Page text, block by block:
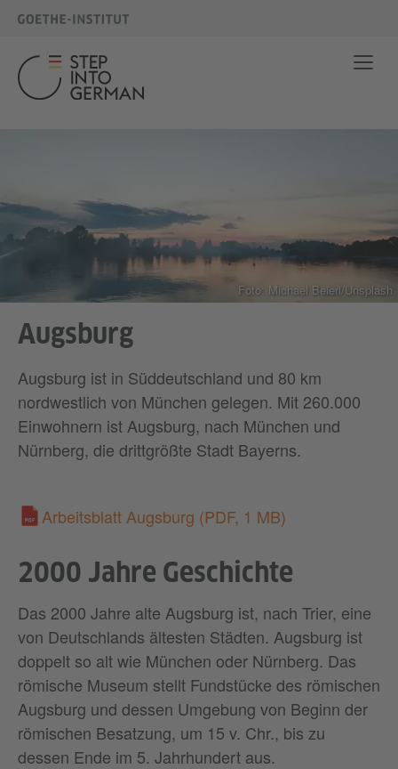
Foto: Michael Beierl/Unsplash
Augsburg
Augsburg ist in Süddeutschland und 80 km
nordwestlich von München gelegen. Mit 260.000
Einwohnern ist Augsburg, nach München und
Nürnberg, die drittgrößte Stadt Bayerns.
Arbeitsblatt Augsburg (PDF, 1 MB)
2000 Jahre Geschichte
Das 2000 Jahre alte Augsburg ist, nach Trier, eine
von Deutschlands ältesten Städten. Augsburg ist
doppelt so alt wie München oder Nürnberg. Das
römische Museum stellt Fundstücke des römischen
Augsburg und dessen Umgebung von Beginn der
römischen Besatzung, um 15 v. Chr., bis zu
dessen Ende im 5. Jahrhundert aus.